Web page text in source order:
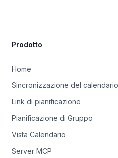
Prodotto
Home
Sincronizzazione del calendario
Link di pianificazione
Pianificazione di Gruppo
Vista Calendario
Server MCP